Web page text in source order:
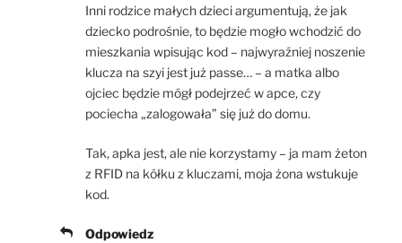
Inni rodzice małych dzieci argumentują, że jak
dziecko podrośnie, to będzie mogło wchodzić do
mieszkania wpisując kod – najwyraźniej noszenie
klucza na szyi jest już passe… – a matka albo
ojciec będzie mógł podejrzeć w apce, czy
pociecha „zalogowała” się już do domu.
Tak, apka jest, ale nie korzystamy – ja mam żeton
z RFID na kółku z kluczami, moja żona wstukuje
kod.
Odpowiedz